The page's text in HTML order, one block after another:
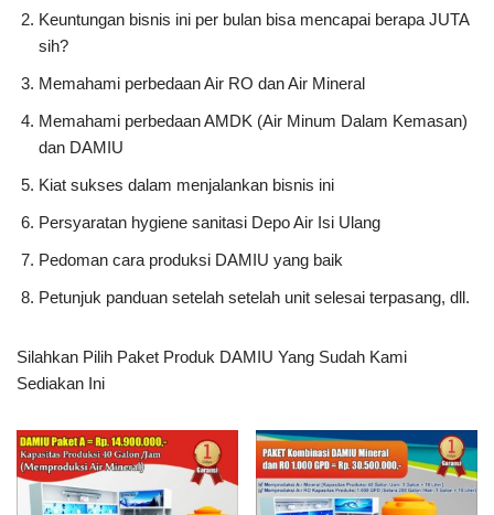
Keuntungan bisnis ini per bulan bisa mencapai berapa JUTA
sih?
Memahami perbedaan Air RO dan Air Mineral
Memahami perbedaan AMDK (Air Minum Dalam Kemasan)
dan DAMIU
Kiat sukses dalam menjalankan bisnis ini
Persyaratan hygiene sanitasi Depo Air Isi Ulang
Pedoman cara produksi DAMIU yang baik
Petunjuk panduan setelah setelah unit selesai terpasang, dll.
Silahkan Pilih Paket Produk DAMIU Yang Sudah Kami
Sediakan Ini